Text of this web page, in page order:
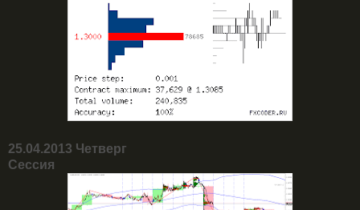
25.04.2013 Четверг
Сессия